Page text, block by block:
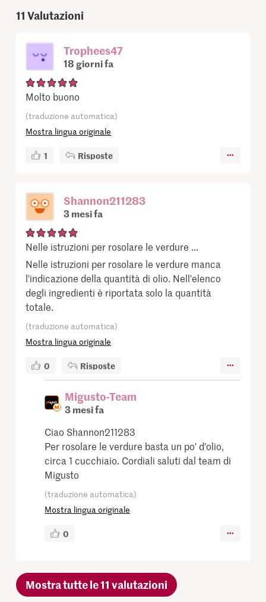
11 Valutazioni
Trophees47
18 giorni fa
Molto buono
(traduzione automatica)
Mostra lingua originale
1 Risposte
Shannon211283
3 mesi fa
Nelle istruzioni per rosolare le verdure ...
Nelle istruzioni per rosolare le verdure manca
l'indicazione della quantità di olio. Nell'elenco
degli ingredienti è riportata solo la quantità
totale.
(traduzione automatica)
Mostra lingua originale
0 Risposte
Migusto-Team
3 mesi fa
Ciao Shannon211283
Per rosolare le verdure basta un po' d'olio,
circa 1 cucchiaio. Cordiali saluti dal team di
Migusto
(traduzione automatica)
Mostra lingua originale
0
Mostra tutte le 11 valutazioni